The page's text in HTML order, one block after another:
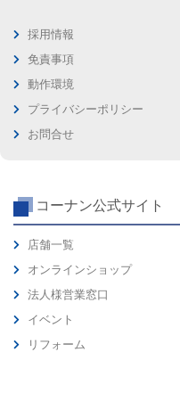
採用情報
免責事項
動作環境
プライバシーポリシー
お問合せ
コーナン公式サイト
店舗一覧
オンラインショップ
法人様営業窓口
イベント
リフォーム